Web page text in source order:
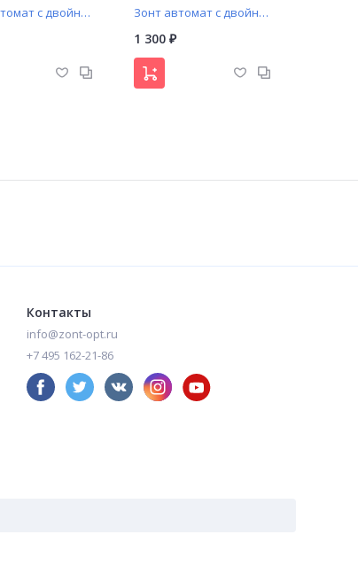
Зонт автомат с двойными спицами арт. 2080-4 Зонт автомат с двойными спицами арт. 2080-5
1 300₽
Контакты
info@zont-opt.ru
+7 495 162-21-86